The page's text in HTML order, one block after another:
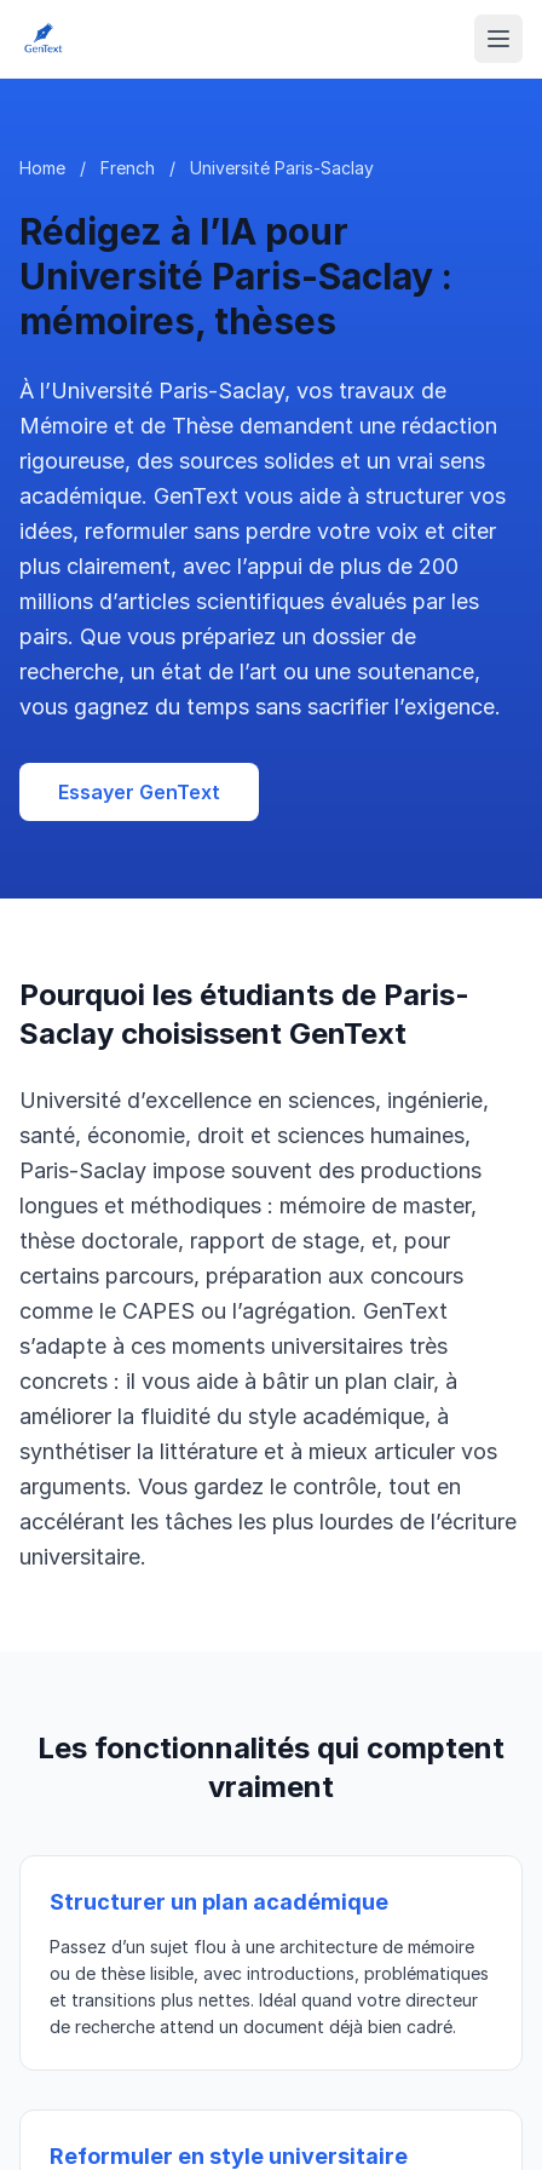
Home / French / Université Paris-Saclay
Rédigez à l’IA pour
Université Paris-Saclay :
mémoires, thèses
À l’Université Paris-Saclay, vos travaux de
Mémoire et de Thèse demandent une rédaction
rigoureuse, des sources solides et un vrai sens
académique. GenText vous aide à structurer vos
idées, reformuler sans perdre votre voix et citer
plus clairement, avec l’appui de plus de 200
millions d’articles scientifiques évalués par les
pairs. Que vous prépariez un dossier de
recherche, un état de l’art ou une soutenance,
vous gagnez du temps sans sacrifier l’exigence.
Essayer GenText
Pourquoi les étudiants de Paris-
Saclay choisissent GenText
Université d’excellence en sciences, ingénierie,
santé, économie, droit et sciences humaines,
Paris-Saclay impose souvent des productions
longues et méthodiques : mémoire de master,
thèse doctorale, rapport de stage, et, pour
certains parcours, préparation aux concours
comme le CAPES ou l’agrégation. GenText
s’adapte à ces moments universitaires très
concrets : il vous aide à bâtir un plan clair, à
améliorer la fluidité du style académique, à
synthétiser la littérature et à mieux articuler vos
arguments. Vous gardez le contrôle, tout en
accélérant les tâches les plus lourdes de l’écriture
universitaire.
Les fonctionnalités qui comptent
vraiment
Structurer un plan académique
Passez d’un sujet flou à une architecture de mémoire
ou de thèse lisible, avec introductions, problématiques
et transitions plus nettes. Idéal quand votre directeur
de recherche attend un document déjà bien cadré.
Reformuler en style universitaire